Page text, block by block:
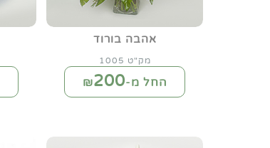
אהבה בורוד
מק"ט 1005
החל מ-₪200